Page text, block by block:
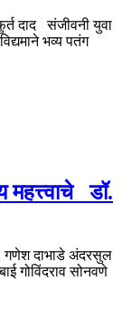
दाद संजीवनी युवा
भव्य पतंग
महत्त्वाचे _डॉ.
गणेश दाभाडे अंदरसुल
गोविंदराव सोनवणे